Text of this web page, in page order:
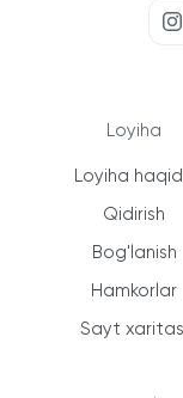
Loyiha
Loyiha
Qidirish
Bog'lanish
Hamkorlar
Sayt